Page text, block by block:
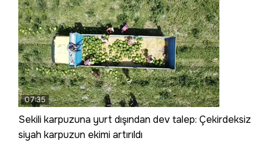
07:35
Sekili karpuzuna yurt dışından dev talep: Çekirdeksiz
siyah karpuzun ekimi artırıldı